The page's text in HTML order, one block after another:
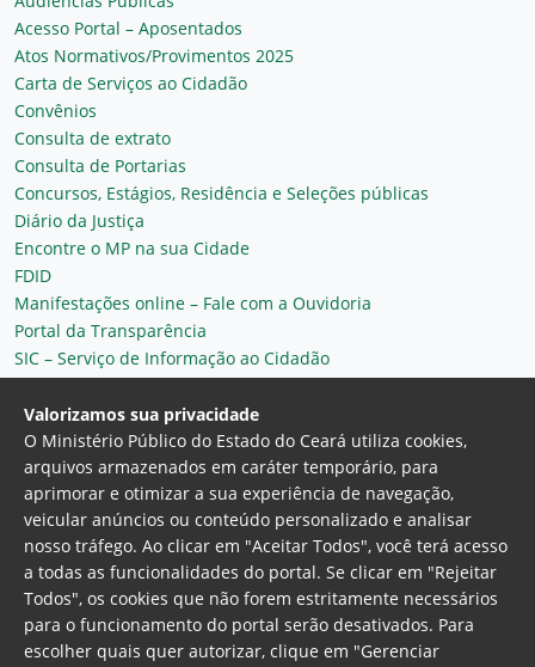
Acesso Portal – Aposentados
Atos Normativos/Provimentos 2025
Carta de Serviços ao Cidadão
Convênios
Consulta de extrato
Consulta de Portarias
Concursos, Estágios, Residência e Seleções públicas
Diário da Justiça
Encontre o MP na sua Cidade
FDID
Manifestações online – Fale com a Ouvidoria
Portal da Transparência
SIC – Serviço de Informação ao Cidadão
Plantão MP do Ceará
Secretaria Geral
Ministério Público do Estado do Ceará
Procuradoria Geral de Justiça Av. Gen. Afonso
Valorizamos sua privacidade
O Ministério Público do Estado do Ceará utiliza cookies,
arquivos armazenados em caráter temporário, para
aprimorar e otimizar a sua experiência de navegação,
veicular anúncios ou conteúdo personalizado e analisar
nosso tráfego. Ao clicar em "Aceitar Todos", você terá acesso
a todas as funcionalidades do portal. Se clicar em "Rejeitar
Todos", os cookies que não forem estritamente necessários
para o funcionamento do portal serão desativados. Para
escolher quais quer autorizar, clique em "Gerenciar